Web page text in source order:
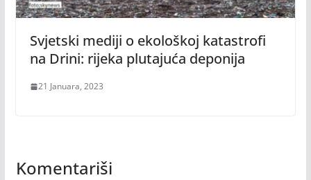
Svjetski mediji o ekološkoj katastrofi
na Drini: rijeka plutajuća deponija
21 Januara, 2023
Komentariši